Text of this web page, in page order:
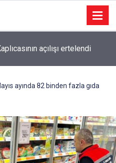
kaybetti
ayında 82 binden fazla gıda